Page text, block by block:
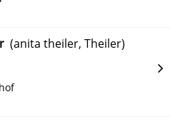
(anita theiler, Theiler)